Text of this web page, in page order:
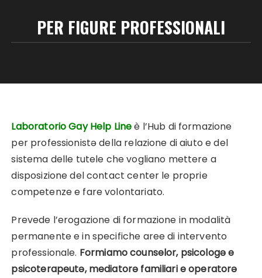
PER FIGURE PROFESSIONALI
Laboratorio Gay Help Lineè l’Hub di formazione
per professionistə della relazione di aiuto e del
sistema delle tutele che vogliano mettere a
disposizione del contact center le proprie
competenze e fare volontariato.
Prevede l’erogazione di formazione in modalità
permanente e in specifiche aree di intervento
professionale. Formiamo counselor, psicologə e
psicoterapeutə, mediatorə familiari e operatorə